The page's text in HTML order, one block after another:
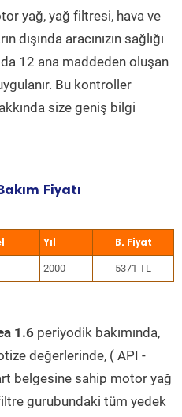
yağ, yağ filtresi, hava ve
aracınızın sağlığı
12 ana maddeden oluşan
Bu kontroller
size geniş bilgi
Fiyatı
Yıl
2000 5371 TL
1.6 periyodik bakımında,
değerlerinde, ( API -
belgesine sahip motor yağ
gurubundaki tüm yedek